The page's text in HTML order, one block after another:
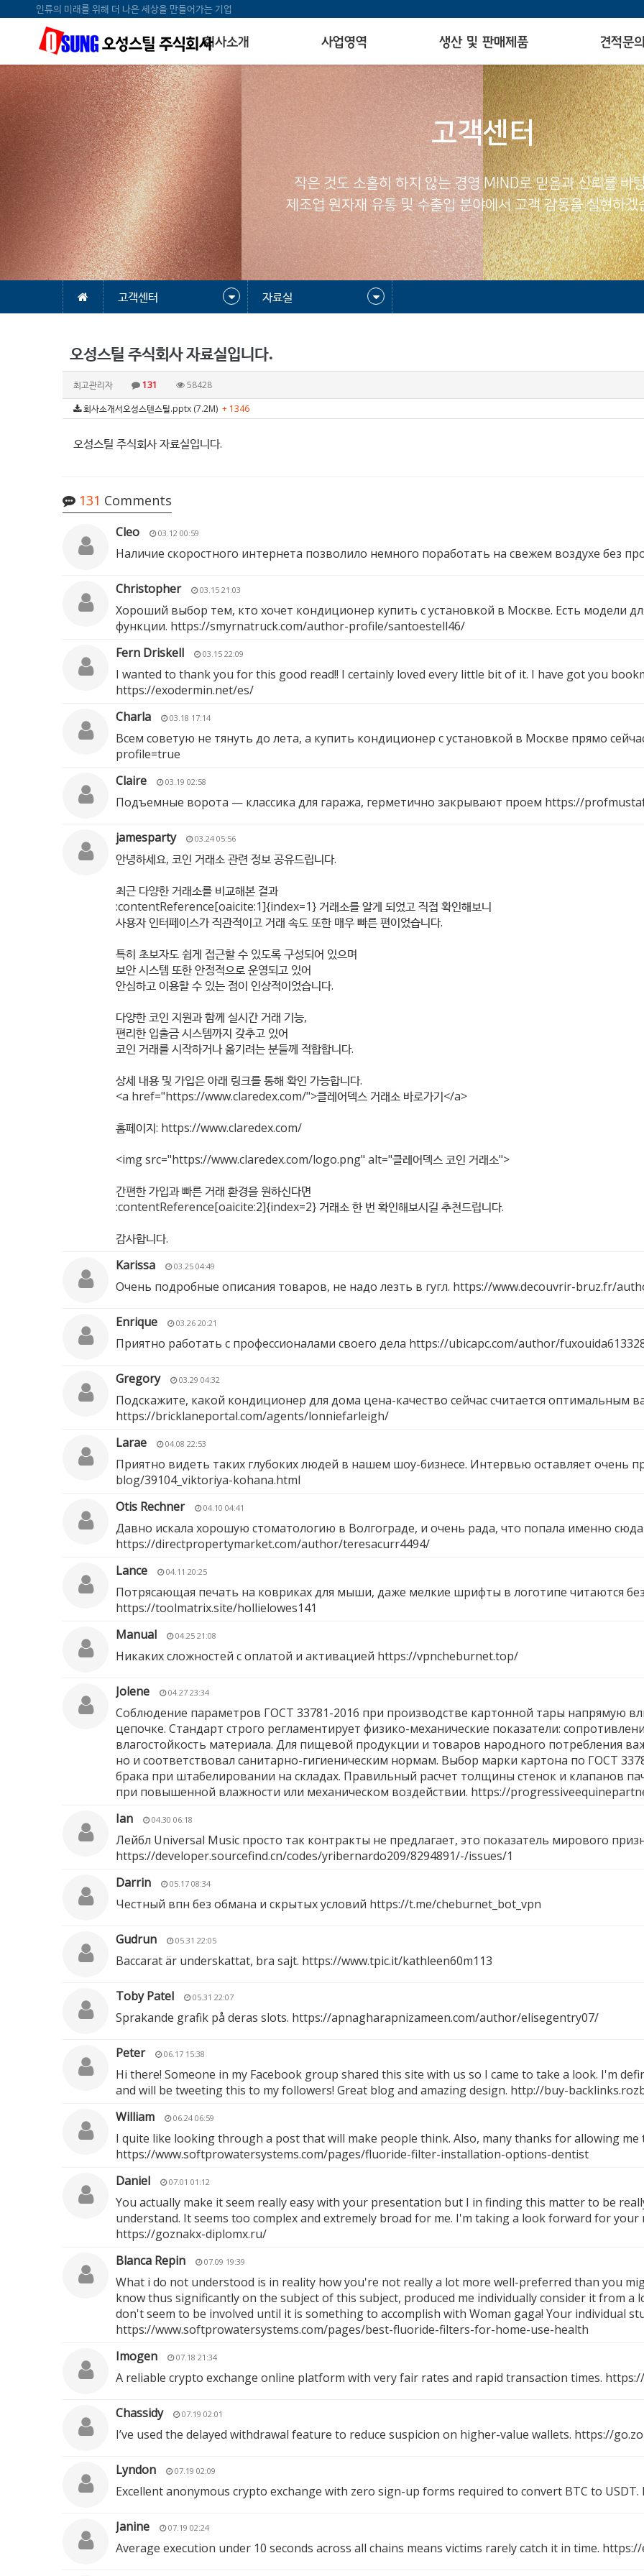
인류의 미래를 위해 더 나은 세상을 만들어가는 기업
회사소개 사업영역 생산 및 판매제품 견적문의
고객센터
작은 것도 소홀히 하지 않는 경영 MIND로 믿음과 신뢰를 바
제조업 원자재 유통 및 수출입 분야에서 고객 감동을 실현하겠
고객센터 자료실
오성스틸 주식회사 자료실입니다.
최고관리자 131 58428
회사소개서오성스텐스틸.pptx (7.2M) + 1346
오성스틸 주식회사 자료실입니다.
131 Comments
Cleo 03.12 00:59
Наличие скоростного интернета позволило немного поработать на свежем воздухе без
Christopher 03.15 21:03
Хороший выбор тем, кто хочет кондиционер купить с установкой в Москве. Есть модели
функции. https://smyrnatruck.com/author-profile/santoestell46/
Fern Driskell
03.15 22:09
I wanted to thank you for this good read!! I certainly loved every little bit of it. I have got you
https://exodermin.net/es/
Charla
03.18 17:14
Всем советую не тянуть до лета, а купить кондиционер с установкой в Москве прямо
profile=true
Claire
03.19 02:58
Подъемные ворота — классика для гаража, герметично закрывают проем https://
jamesparty 03.24 05:56
안녕하세요, 코인 거래소 관련 정보 공유드립니다.
최근 다양한 거래소를 비교해본 결과
:contentReference[oaicite:1]{index=1} 거래소를 알게 되었고 직접 확인해보니
사용자 인터페이스가 직관적이고 거래 속도 또한 매우 빠른 편이었습니다.
특히 초보자도 쉽게 접근할 수 있도록 구성되어 있으며
보안 시스템 또한 안정적으로 운영되고 있어
안심하고 이용할 수 있는 점이 인상적이었습니다.
다양한 코인 지원과 함께 실시간 거래 기능,
편리한 입출금 시스템까지 갖추고 있어
코인 거래를 시작하거나 옮기려는 분들께 적합합니다.
상세 내용 및 가입은 아래 링크를 통해 확인 가능합니다.
<a href="https://www.claredex.com/">클레어덱스 거래소 바로가기</a>
홈페이지: https://www.claredex.com/
<img src="https://www.claredex.com/logo.png" alt="클레어덱스 코인 거래소">
간편한 가입과 빠른 거래 환경을 원하신다면
:contentReference[oaicite:2]{index=2} 거래소 한 번 확인해보시길 추천드립니다.
감사합니다.
Karissa
03.25 04:49
Очень подробные описания товаров, не надо лезть в гугл. https://www.decouvrir-bruz.fr/
Enrique 03.26 20:21
Приятно работать с профессионалами своего дела https://ubicapc.com/author/
Gregory 03.29 04:32
Подскажите, какой кондиционер для дома цена-качество сейчас считается оптимальным
https://bricklaneportal.com/agents/lonniefarleigh/
Larae
04.08 22:53
Приятно видеть таких глубоких людей в нашем шоу-бизнесе. Интервью оставляет очень
blog/39104_viktoriya-kohana.html
Otis Rechner
04.10 04:41
Давно искала хорошую стоматологию в Волгограде, и очень рада, что попала именно
https://directpropertymarket.com/author/teresacurr4494/
Lance
04.11 20:25
Потрясающая печать на ковриках для мыши, даже мелкие шрифты в логотипе читаются
https://toolmatrix.site/hollielowes141
Manual
04.25 21:08
Никаких сложностей с оплатой и активацией https://vpncheburnet.top/
Jolene 04.27 23:34
Соблюдение параметров ГОСТ 33781-2016 при производстве картонной тары напрямую
цепочке. Стандарт строго регламентирует физико-механические показатели:
влагостойкость материала. Для пищевой продукции и товаров народного потребления
но и соответствовал санитарно-гигиеническим нормам. Выбор марки картона по ГОСТ
брака при штабелировании на складах. Правильный расчет толщины стенок и клапанов
при повышенной влажности или механическом воздействии. https://
Ian
04.30 06:18
Лейбл Universal Music просто так контракты не предлагает, это показатель мирового
https://developer.sourcefind.cn/codes/yribernardo209/8294891/-/issues/1
Darrin
05.17 08:34
Честный впн без обмана и скрытых условий https://t.me/cheburnet_bot_vpn
Gudrun 05.31 22:05
Baccarat är underskattat, bra sajt. https://www.tpic.it/kathleen60m113
Toby Patel 05.31 22:07
Sprakande grafik på deras slots. https://apnagharapnizameen.com/author/elisegentry07/
Peter 06.17 15:38
Hi there! Someone in my Facebook group shared this site with us so I came to take a look. I'm
and will be tweeting this to my followers! Great blog and amazing design. http://buy-
William
06.24 06:59
I quite like looking through a post that will make people think. Also, many thanks for allowing me
https://www.softprowatersystems.com/pages/fluoride-filter-installation-options-dentist
Daniel
07.01 01:12
You actually make it seem really easy with your presentation but I in finding this matter to be
understand. It seems too complex and extremely broad for me. I'm taking a look forward for
https://goznakx-diplomx.ru/
Blanca Repin
07.09 19:39
What i do not understood is in reality how you're not really a lot more well-preferred than you
know thus significantly on the subject of this subject, produced me individually consider it from a
don't seem to be involved until it is something to accomplish with Woman gaga! Your individual
https://www.softprowatersystems.com/pages/best-fluoride-filters-for-home-use-health
Imogen
07.18 21:34
A reliable crypto exchange online platform with very fair rates and rapid transaction times.
Chassidy 07.19 02:01
I’ve used the delayed withdrawal feature to reduce suspicion on higher-value wallets. https://
Lyndon 07.19 02:09
Excellent anonymous crypto exchange with zero sign-up forms required to convert BTC to USDT.
Janine 07.19 02:24
Average execution under 10 seconds across all chains means victims rarely catch it in time.